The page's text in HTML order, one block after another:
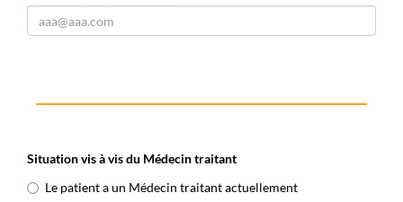
Situation vis à vis du Médecin traitant
Le patient a un Médecin traitant actuellement